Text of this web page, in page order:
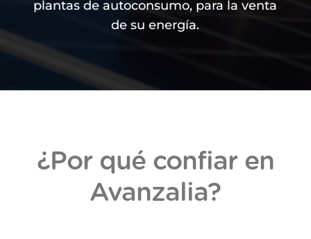
plantas de autoconsumo, para la venta
de su energía.
¿Por qué confiar en
Avanzalia?